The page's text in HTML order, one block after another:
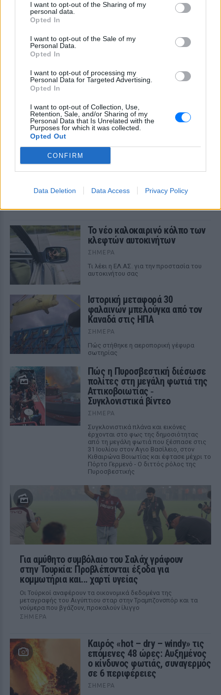
I want to opt-out of the Sharing of my
personal data.
Opted In
I want to opt-out of the Sale of my
Personal Data.
Opted In
I want to opt-out of processing my
Personal Data for Targeted Advertising.
Opted In
I want to opt-out of Collection, Use,
Retention, Sale, and/or Sharing of my
Personal Data that Is Unrelated with the
Purposes for which it was collected.
Opted Out
CONFIRM
Data Deletion Data Access Privacy Policy
ανασύρει
του μικρού προσήχθησαν από τις αρχές -
σύμφωνα με πληροφορίες, κανείς δεν
Καύσιμα «φωτιά»: Η βενζίνη ξεπερνά τα 2
ευρώ το λίτρο παρά την πτώση του αργού
πετρελαίου διεθνώς
Οι διεθνείς τιμές του αργού πετρελαίου υποχωρούν, αλλά
στα πρατήρια οι τιμές δεν ακολουθούν
Το νέο καλοκαιρινό κόλπο των
κλεφτών αυτοκινήτων
ΣΉΜΕΡΑ
Tι λέει η ΕΛ.ΑΣ. για την προστασία του
αυτοκινήτου σας
Ιστορική μεταφορά 30
φαλαινών μπελούγκα από τον
Καναδά στις ΗΠΑ
ΣΉΜΕΡΑ
Πώς στήθηκε η αεροπορική γέφυρα
σωτηρίας
Πώς η Πυροσβεστική διέσωσε
πολίτες στη μεγάλη φωτιά της
Αττικοβοιωτίας ‑
Συγκλονιστικά βίντεο
ΣΉΜΕΡΑ
Συγκλονιστικά πλάνα και εικόνες
έρχονται στο φως της δημοσιότητας
από τη μεγάλη φωτιά που ξέσπασε στις
31 Ιουλίου στον Αγιο Βασίλειο, στον
Κιθαιρώνα Βοιωτίας και έφτασε μέχρι το
Πόρτο Γερμενό - Ο διττός ρόλος της
Πυροσβεστικής
Για αμύθητο συμβόλαιο του Σαλάχ γράφουν
στην Τουρκία: Προβλέπονται έξοδα για
κομμωτήρια και... χαρτί υγείας
Οι Τούρκοί αναφέρουν τα οικονομικά δεδομένα της
μεταγραφής του Αιγύπτιου σταρ στην Τραμπζονσπόρ και τα
νούμερα που βγάζουν, προκαλούν ίλιγγο
ΣΉΜΕΡΑ
Καιρός «hot – dry – windy» τις
επόμενες 48 ώρες: Αυξημένος
ο κίνδυνος φωτιάς, συναγερμός
σε 6 περιφέρειες
ΣΉΜΕΡΑ